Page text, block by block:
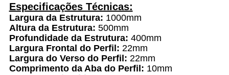
Especificações Técnicas:
Largura da Estrutura: 1000mm
Altura da Estrutura: 500mm
Profundidade da Estrutura: 400mm
Largura Frontal do Perfil: 22mm
Largura do Verso do Perfil: 22mm
Comprimento da Aba do Perfil: 10mm